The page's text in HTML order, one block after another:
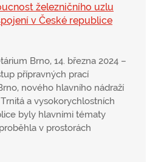
železničního uzlu
v České republice
Brno, 14. března 2024 –
přípravných prací
nového hlavního nádraží
a vysokorychlostních
byly hlavními tématy
v prostorách